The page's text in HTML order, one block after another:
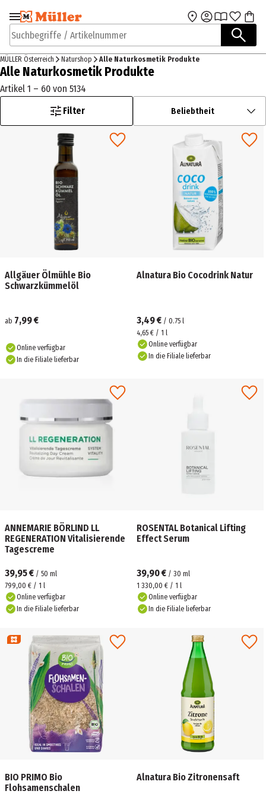
Zur Navigation
springen
Zum Hauptinhalt
Suchbegriffe / Artikelnummer
MÜLLER Österreich Naturshop Alle Naturkosmetik Produkte
Alle Naturkosmetik Produkte
Artikel 1 – 60 von 5134
Filter
Beliebtheit
Allgäuer Ölmühle Bio
Schwarzkümmelöl
ab 7,99 €
Online verfügbar
In die Filiale lieferbar
Alnatura Bio Cocodrink Natur
3,49 € / 0.75 l
4,65 € / 1 l
Online verfügbar
In die Filiale lieferbar
ANNEMARIE BÖRLIND LL
REGENERATION Vitalisierende
Tagescreme
39,95 € / 50 ml
799,00 € / 1 l
Online verfügbar
In die Filiale lieferbar
ROSENTAL Botanical Lifting
Effect Serum
39,90 € / 30 ml
1 330,00 € / 1 l
Online verfügbar
In die Filiale lieferbar
BIO PRIMO Bio
Flohsamenschalen
Alnatura Bio Zitronensaft